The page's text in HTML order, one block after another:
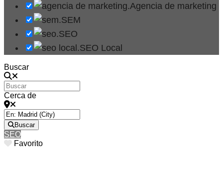
Agencia de marketing
SEM
SEO
SEO Local
Buscar
Cerca de
Buscar
SEO
Favorito